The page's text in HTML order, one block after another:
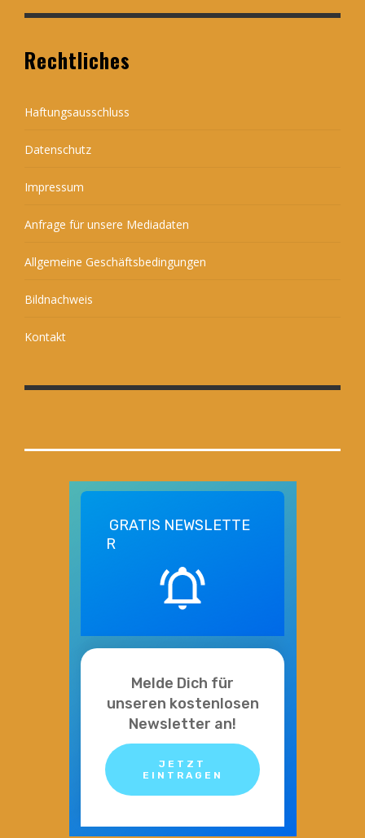
Rechtliches
Haftungsausschluss
Datenschutz
Impressum
Anfrage für unsere Mediadaten
Allgemeine Geschäftsbedingungen
Bildnachweis
Kontakt
GRATIS NEWSLETTE
R
Melde Dich für
unseren kostenlosen
Newsletter an!
JETZT
EINTRAGEN